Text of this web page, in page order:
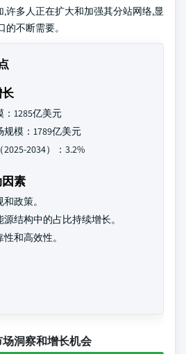
许多人正在扩大和加强其分站网络,显
不断需要。
：1285亿美元
规模：1789亿美元
2034）：3.2%
素
政策。
结构中的占比持续增长。
和高效性。
洞察和增长机会